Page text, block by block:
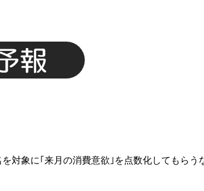
対象に｢来月の消費意欲｣を点数化してもらう